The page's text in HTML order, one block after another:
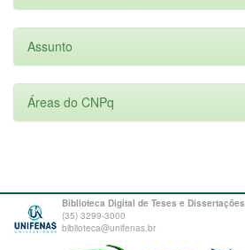
Assunto
Áreas do CNPq
Biblioteca Digital de Teses e Dissertações
(35) 3299-3000
biblioteca@unifenas.br